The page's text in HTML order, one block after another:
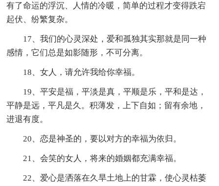
有了命运的浮沉、人情的冷暖，简单的过程才变得跌宕
起伏、纷繁复杂。
17、我们的心灵深处，爱和孤独其实那就是同一种
感情，它们总是如影随形，不可分离。
18、女人，请允许我给你幸福。
19、平安是福，平淡是真，平顺是乐，平和是达，
平静是远，平凡是久。积薄发，上下自如；留有余地，
进退有度。
20、恋是神圣的，要以对方的幸福为依归。
21、会笑的女人，将来的婚姻都充满幸福。
22、爱心是洒落在久旱土地上的甘霖，使心灵枯萎